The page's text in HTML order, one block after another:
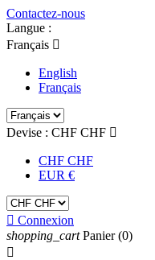
Contactez-nous
Langue :
Français 
English
Français
Devise : CHF CHF 
CHF CHF
EUR €
 Connexion
shopping_cart Panier (0)
